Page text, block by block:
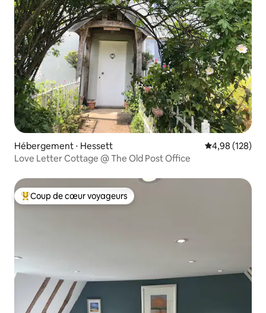
Hébergement ⋅ Hessett Évaluation
4,98 (128)
Love Letter Cottage @ The Old Post Office
Coups de cœur voyageurs les plus appréciés
Coup de cœur voyageurs